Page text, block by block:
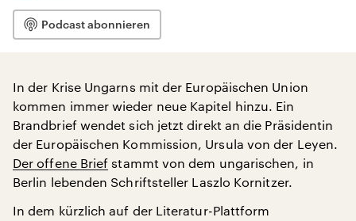
Podcast abonnieren
In der Krise Ungarns mit der Europäischen Union
kommen immer wieder neue Kapitel hinzu. Ein
Brandbrief wendet sich jetzt direkt an die Präsidentin
der Europäischen Kommission, Ursula von der Leyen.
Der offene Brief stammt von dem ungarischen, in
Berlin lebenden Schriftsteller Laszlo Kornitzer.
In dem kürzlich auf der Literatur-Plattform